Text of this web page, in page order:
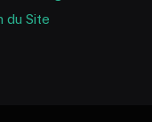
du Site